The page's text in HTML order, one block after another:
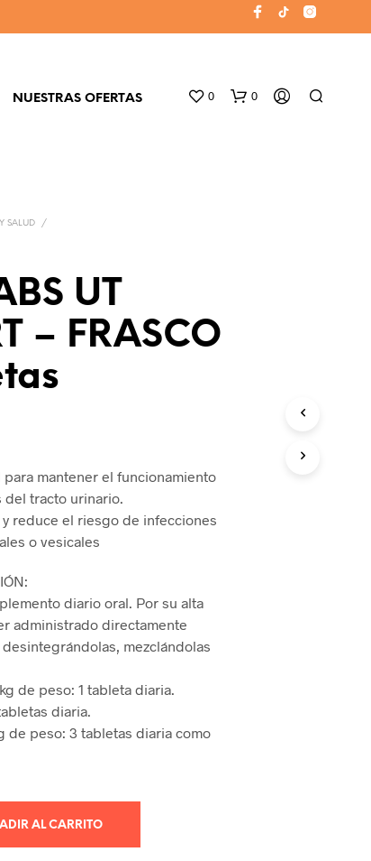
NUESTRAS OFERTAS 0 0
SALUD
/
UT
– FRASCO
mantener el funcionamiento
del tracto urinario.
reduce el riesgo de infecciones
o vesicales
diario oral. Por su alta
administrado directamente
mezclándolas
de peso: 1 tableta diaria.
diaria.
de peso: 3 tabletas diaria como
AL CARRITO